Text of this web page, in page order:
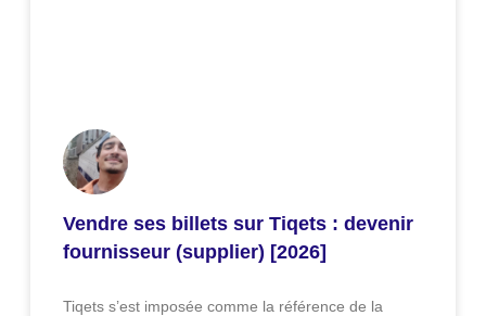
Vendre ses billets sur Tiqets : devenir
fournisseur (supplier) [2026]
Tiqets s’est imposée comme la référence de la